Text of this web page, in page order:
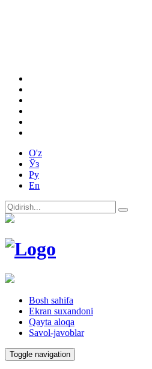
O'z
Ўз
Ру
En
Bosh sahifa
Ekran suxandoni
Qayta aloqa
Savol-javoblar
Toggle navigation